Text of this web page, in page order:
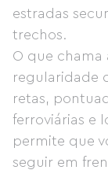
estradas
trechos.
O que chama
regularidade
retas,
ferroviárias e
permite que
seguir em